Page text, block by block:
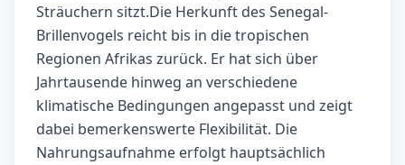
Sträuchern sitzt.Die Herkunft des Senegal-
Brillenvogels reicht bis in die tropischen
Regionen Afrikas zurück. Er hat sich über
Jahrtausende hinweg an verschiedene
klimatische Bedingungen angepasst und zeigt
dabei bemerkenswerte Flexibilität. Die
Nahrungsaufnahme erfolgt hauptsächlich